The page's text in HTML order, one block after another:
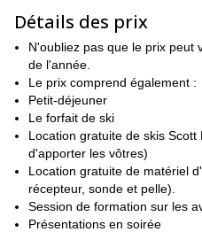
essayer le freestyle.
Koukusai, Moiwa :Ce sont de
absolument cachés !
Sapporo Teine
vue imprenable sur l'océan.
Nous serons basés àKutchan,
facile à **Région de Niseko et
maison pour tout le groupe et
notre chef, dans une
En outre, nous visiterons
Détails des prix
N'oubliez pas que le prix peut
de l'année.
Le prix comprend également :
Petit-déjeuner
Le forfait de ski
Location gratuite de skis
d'apporter les vôtres)
Location gratuite de matériel
récepteur, sonde et pelle).
Session de formation sur les
Présentations en soirée